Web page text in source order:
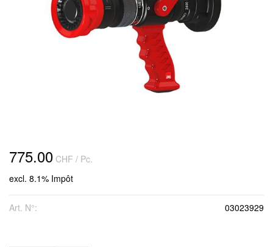
775.00 CHF / Pc.
excl. 8.1% Impôt
Art. N°: 03023929